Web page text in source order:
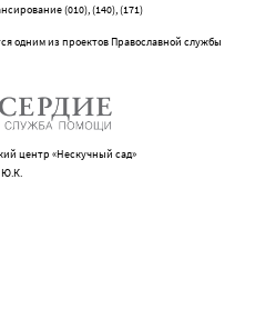
(010), (140), (171)
одним из проектов Православной службы
центр «Нескучный сад»
Ю.К.